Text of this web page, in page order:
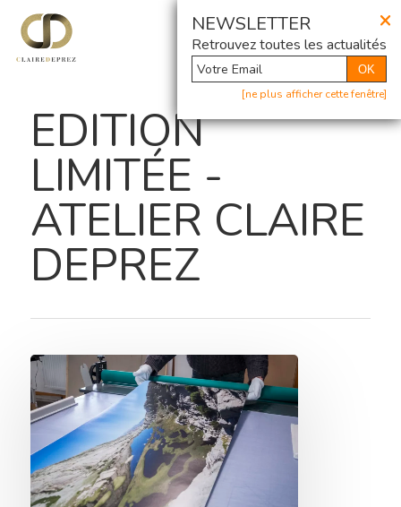
×
NEWSLETTER
Retrouvez toutes les actualités
OK
[ne plus afficher cette fenêtre]
@ Newsletter
EDITION
LIMITÉE -
ATELIER CLAIRE
DEPREZ